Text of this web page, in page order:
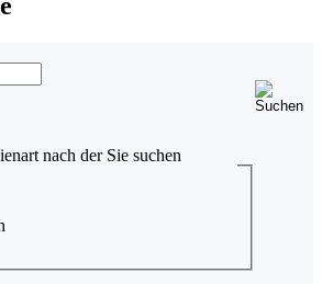
nach der Sie suchen